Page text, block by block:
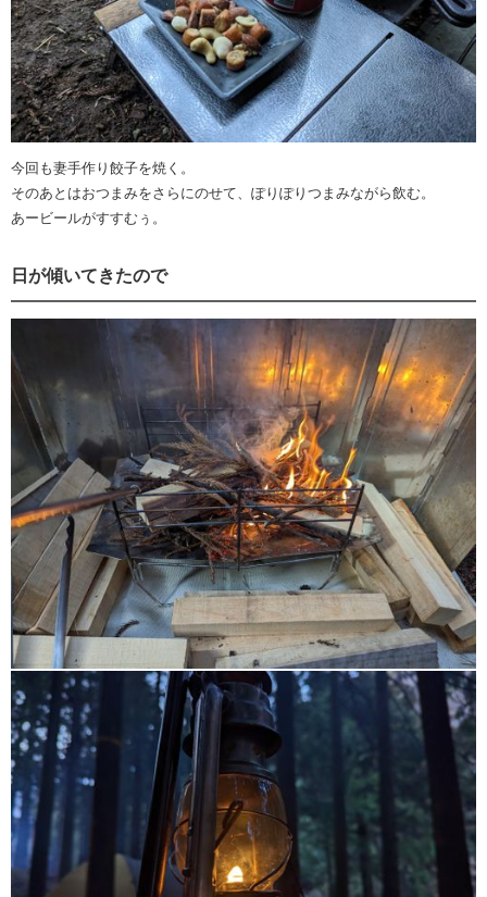
今回も妻手作り餃子を焼く。
そのあとはおつまみをさらにのせて、ぽりぽりつまみながら飲む。
あービールがすすむぅ。
日が傾いてきたので